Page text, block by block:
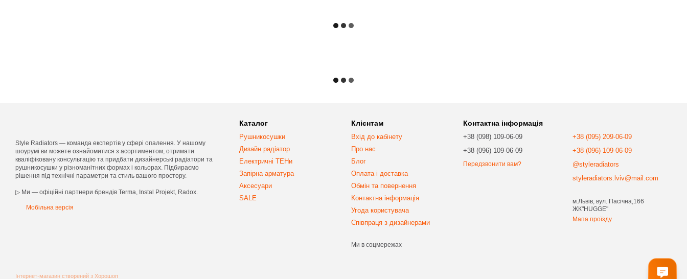
Style Radiators — команда експертів у сфері опалення. У нашому
шоурумі ви можете ознайомитися з асортиментом, отримати
кваліфіковану консультацію та придбати дизайнерські радіатори та
рушникосушки у різноманітних формах і кольорах. Підбираємо
рішення під технічні параметри та стиль вашого простору.
▷ Ми — офіційні партнери брендів Terma, Instal Projekt, Radox.
Мобільна версія
Інтернет-магазин створений з Хорошоп
Каталог
Рушникосушки
Дизайн радіатор
Електричні ТЕНи
Запірна арматура
Аксесуари
SALE
Клієнтам
Вхід до кабінету
Про нас
Блог
Оплата і доставка
Обмін та повернення
Контактна інформація
Угода користувача
Співпраця з дизайнерами
Ми в соцмережах
Контактна інформація
+38 (098) 109-06-09
+38 (096) 109-06-09
Передзвонити вам?
+38 (095) 209-06-09
+38 (096) 109-06-09
@styleradiators
styleradiators.lviv@mail.com
м.Львів, вул. Пасічна,166
ЖК"HUGGE"
Мапа проїзду